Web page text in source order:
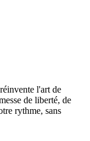
l'art de
de liberté, de
rythme, sans